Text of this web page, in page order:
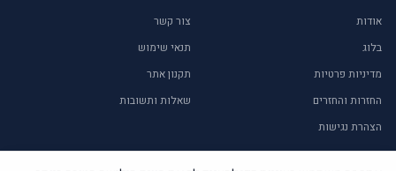
אודות
צור קשר
בלוג
תנאי שימוש
מדיניות פרטיות
תקנון אתר
החזרות והחזרים
שאלות ותשובות
הצהרת נגישות